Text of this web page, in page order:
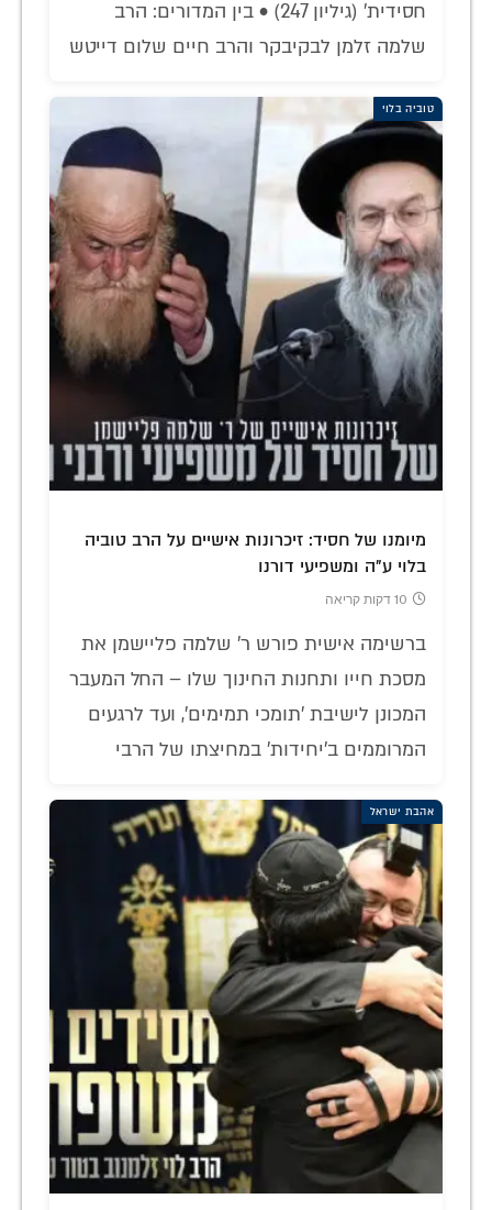
חסידית' (גיליון 247) • בין המדורים: הרב
שלמה זלמן לבקיבקר והרב חיים שלום דייטש
טוביה בלוי
מיומנו של חסיד: זיכרונות אישיים על הרב טוביה
בלוי ע"ה ומשפיעי דורנו
10 דקות קריאה
ברשימה אישית פורש ר' שלמה פליישמן את
מסכת חייו ותחנות החינוך שלו – החל המעבר
המכונן לישיבת 'תומכי תמימים', ועד לרגעים
המרוממים ב'יחידות' במחיצתו של הרבי
אהבת ישראל